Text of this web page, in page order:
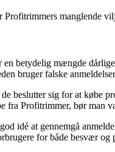
manglende
betydelig mængde
bruger falske
beslutter sig for at købe
Profitrimmer, bør man
idé at gennemgå
for både besvær og